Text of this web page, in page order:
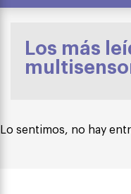
Los más
Lo sentimos, no hay